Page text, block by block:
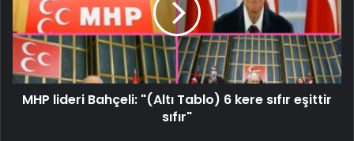
MHP lideri Bahçeli: "(Altı Tablo) 6 kere sıfır eşittir
sıfır"